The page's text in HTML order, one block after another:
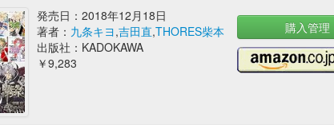
発売日：2018年12月18日
著者： 九条キヨ,吉田直,THORES柴本
出版社：KADOKAWA
￥9,283
購入管理